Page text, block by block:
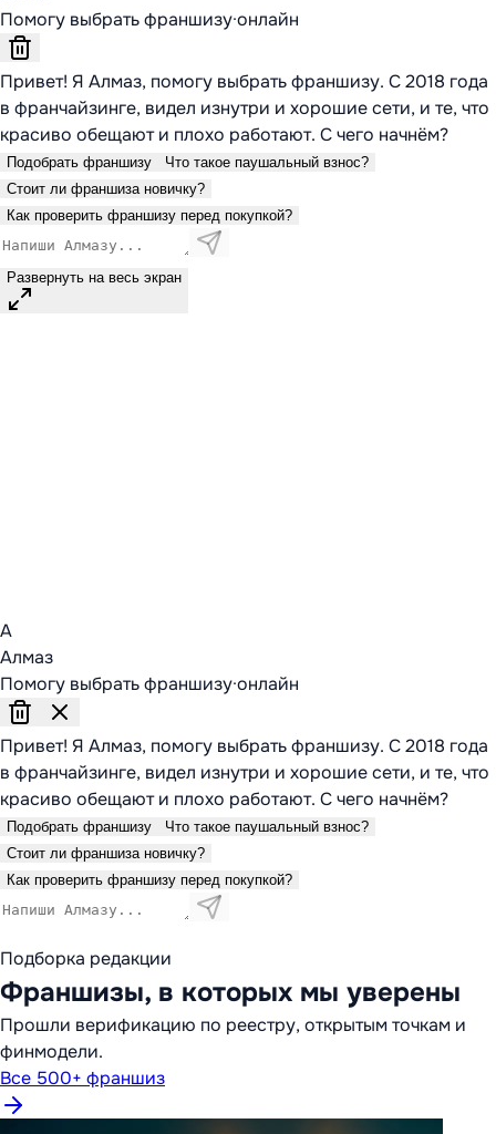
Помогу выбрать франшизу·онлайн
Привет! Я Алмаз, помогу выбрать франшизу. С 2018 года
в франчайзинге, видел изнутри и хорошие сети, и те, что
красиво обещают и плохо работают. С чего начнём?
Подобрать франшизу
Что такое паушальный взнос?
Стоит ли франшиза новичку?
Как проверить франшизу перед покупкой?
Развернуть на весь экран
А
Алмаз
Помогу выбрать франшизу·онлайн
Привет! Я Алмаз, помогу выбрать франшизу. С 2018 года
в франчайзинге, видел изнутри и хорошие сети, и те, что
красиво обещают и плохо работают. С чего начнём?
Подобрать франшизу
Что такое паушальный взнос?
Стоит ли франшиза новичку?
Как проверить франшизу перед покупкой?
Подборка редакции
Франшизы, в которых мы уверены
Прошли верификацию по реестру, открытым точкам и
финмодели.
Все 500+ франшиз